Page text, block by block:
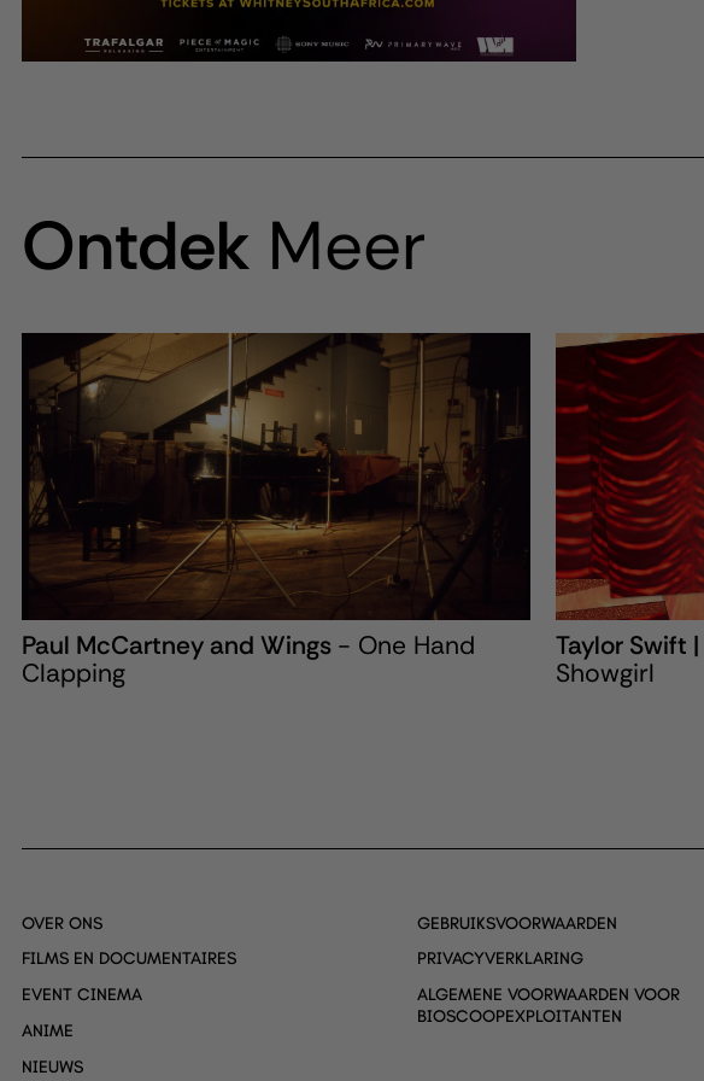
Ontdek Meer
Paul McCartney and Wings - One Hand
Clapping
Taylor Swift |
Showgirl
OVER ONS
FILMS EN DOCUMENTAIRES
EVENT CINEMA
ANIME
NIEUWS
GEBRUIKSVOORWAARDEN
PRIVACYVERKLARING
ALGEMENE VOORWAARDEN VOOR
BIOSCOOPEXPLOITANTEN